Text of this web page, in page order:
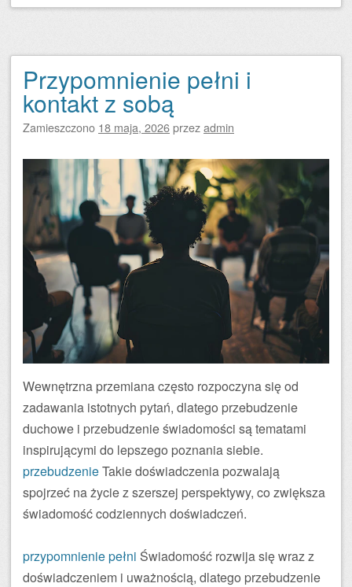
Przypomnienie pełni i
kontakt z sobą
Zamieszczono 18 maja, 2026przezadmin
Wewnętrzna przemiana często rozpoczyna się od
zadawania istotnych pytań, dlatego przebudzenie
duchowe i przebudzenie świadomości są tematami
inspirującymi do lepszego poznania siebie.
przebudzenieTakie doświadczenia pozwalają
spojrzeć na życie z szerszej perspektywy, co zwiększa
świadomość codziennych doświadczeń.
przypomnienie pełni Świadomość rozwija się wraz z
doświadczeniem i uważnością, dlatego przebudzenie